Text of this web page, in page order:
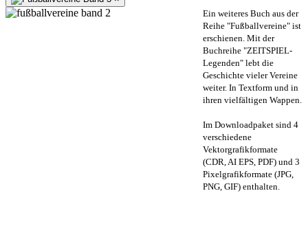
Ein weiteres Buch aus der
Reihe "Fußballvereine" ist
erschienen. Mit der
Buchreihe "ZEITSPIEL-
Legenden" lebt die
Geschichte vieler Vereine
weiter. In Textform und in
ihren vielfältigen Wappen.
Im Downloadpaket sind 4
verschiedene
Vektorgrafikformate
(CDR, AI EPS, PDF) und 3
Pixelgrafikformate (JPG,
PNG, GIF) enthalten.